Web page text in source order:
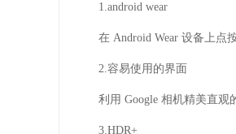
1.android wear
在 Android Wear 设备上点
2.容易使用的界面
利用 Google 相机精美直观
3.HDR+